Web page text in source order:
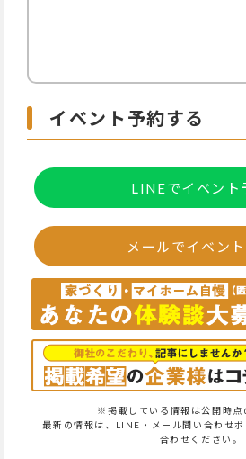
イベント予約する
LINEでイベント
メールでイベン
※掲載している情報は公開時点
最新の情報は、LINE・メール問い合わせ
合わせください。